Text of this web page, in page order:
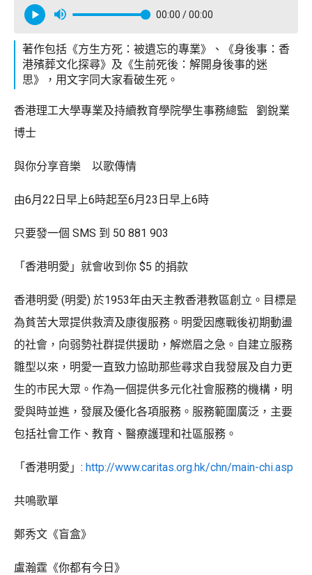
00:00 / 00:00
著作包括《方生方死：被遺忘的專業》、《身後事：香
港殯葬文化探尋》及《生前死後：解開身後事的迷
思》，用文字同大家看破生死。
香港理工大學專業及持續教育學院學生事務總監 劉銳業
博士
與你分享音樂 以歌傳情
由6月22日早上6時起至6月23日早上6時
只要發一個 SMS 到 50 881 903
「香港明愛」就會收到你 $5 的捐款
香港明愛 (明愛) 於1953年由天主教香港教區創立。目標是
為貧苦大眾提供救濟及康復服務。明愛因應戰後初期動盪
的社會，向弱勢社群提供援助，解燃眉之急。自建立服務
雛型以來，明愛一直致力協助那些尋求自我發展及自力更
生的巿民大眾。作為一個提供多元化社會服務的機構，明
愛與時並進，發展及優化各項服務。服務範圍廣泛，主要
包括社會工作、教育、醫療護理和社區服務。
「香港明愛」: http://www.caritas.org.hk/chn/main-chi.asp
共鳴歌單
鄭秀文《盲盒》
盧瀚霆《你都有今日》